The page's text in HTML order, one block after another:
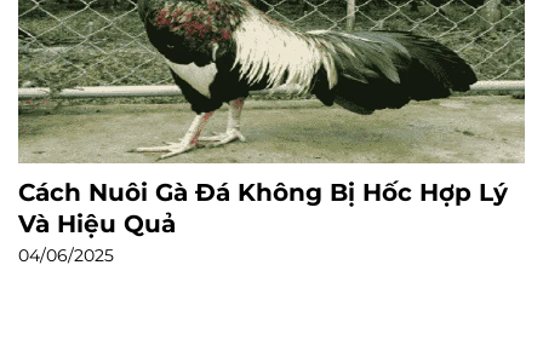
Cách Nuôi Gà Đá Không Bị Hốc Hợp Lý
Và Hiệu Quả
04/06/2025